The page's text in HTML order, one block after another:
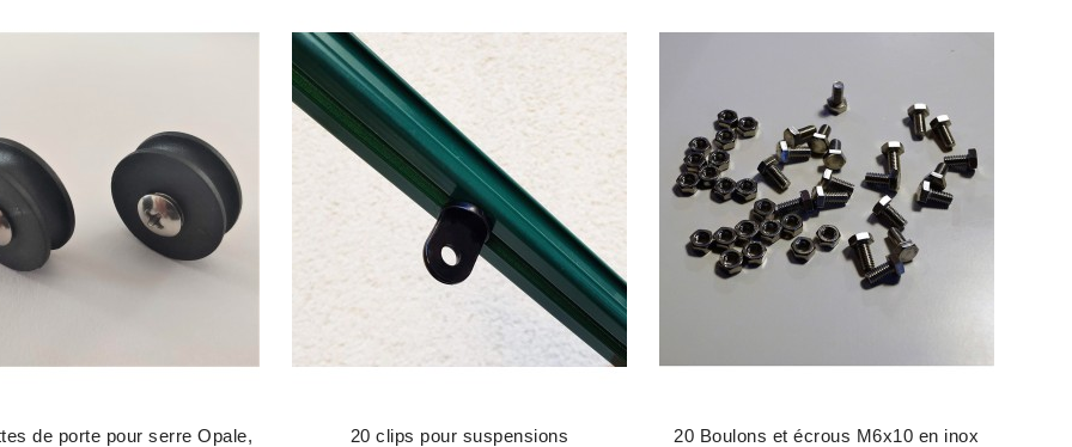
de porte pour serre Opale,
20 clips pour suspensions 20 Boulons et écrous M6x10 en inox